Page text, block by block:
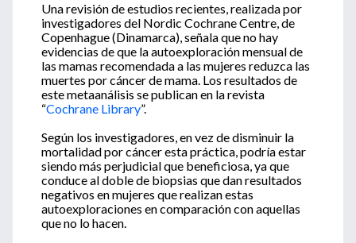
Una revisión de estudios recientes, realizada por
investigadores del Nordic Cochrane Centre, de
Copenhague (Dinamarca), señala que no hay
evidencias de que la autoexploración mensual de
las mamas recomendada a las mujeres reduzca las
muertes por cáncer de mama. Los resultados de
este metaanálisis se publican en la revista
“Cochrane Library”.
Según los investigadores, en vez de disminuir la
mortalidad por cáncer esta práctica, podría estar
siendo más perjudicial que beneficiosa, ya que
conduce al doble de biopsias que dan resultados
negativos en mujeres que realizan estas
autoexploraciones en comparación con aquellas
que no lo hacen.